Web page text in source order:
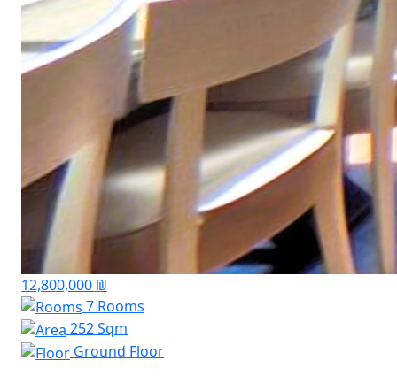
12,800,000 ₪
7 Rooms
252 Sqm
Ground Floor